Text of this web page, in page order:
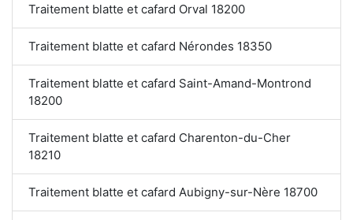
Traitement blatte et cafard Orval 18200
Traitement blatte et cafard Nérondes 18350
Traitement blatte et cafard Saint-Amand-Montrond
18200
Traitement blatte et cafard Charenton-du-Cher
18210
Traitement blatte et cafard Aubigny-sur-Nère 18700